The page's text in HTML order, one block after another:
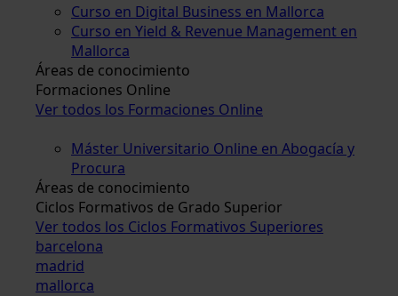
Curso en Digital Business en Mallorca
Curso en Yield & Revenue Management en
Mallorca
Áreas de conocimiento
Formaciones Online
Ver todos los Formaciones Online
Máster Universitario Online en Abogacía y
Procura
Áreas de conocimiento
Ciclos Formativos de Grado Superior
Ver todos los Ciclos Formativos Superiores
barcelona
madrid
mallorca